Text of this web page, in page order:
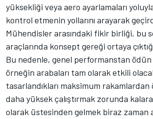
yüksekliği veya aero ayarlamaları
kontrol etmenin yollarını arayarak
Mühendisler arasındaki fikir birliği, bu
araçlarında konsept gereği ortaya
Bu nedenle, genel performanstan
örneğin arabaları tam olarak etkili
tasarlandıkları maksimum
daha yüksek çalıştırmak zorunda
olarak üstesinden gelmek biraz zaman